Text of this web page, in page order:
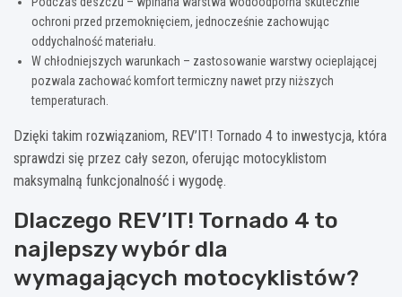
ochroni przed przemoknięciem, jednocześnie zachowując
oddychalność materiału.
W chłodniejszych warunkach – zastosowanie warstwy ocieplającej
pozwala zachować komfort termiczny nawet przy niższych
temperaturach.
Dzięki takim rozwiązaniom, REV’IT! Tornado 4 to inwestycja, która
sprawdzi się przez cały sezon, oferując motocyklistom
maksymalną funkcjonalność i wygodę.
Dlaczego REV’IT! Tornado 4 to
najlepszy wybór dla
wymagających motocyklistów?